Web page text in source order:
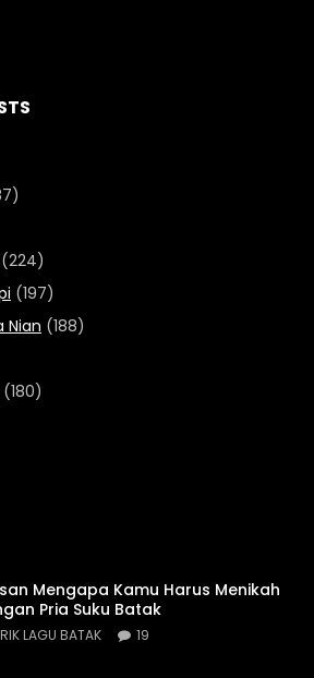
(224)
(197)
Nian (188)
(180)
Mengapa Kamu Harus Menikah
Pria Suku Batak
LAGU BATAK 19